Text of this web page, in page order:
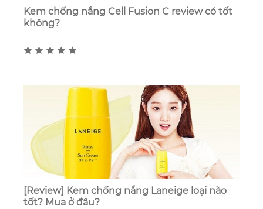
Kem chống nắng Cell Fusion C review có tốt
không?
[Review] Kem chống nắng Laneige loại nào
tốt? Mua ở đâu?